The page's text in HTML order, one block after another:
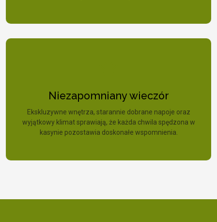
Niezapomniany wieczór
Ekskluzywne wnętrza, starannie dobrane napoje oraz
wyjątkowy klimat sprawiają, że każda chwila spędzona w
kasynie pozostawia doskonałe wspomnienia.